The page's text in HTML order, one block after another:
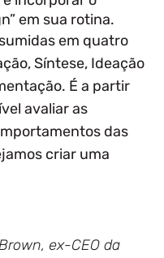
em sua rotina.
em quatro
Síntese, Ideação
É a partir
avaliar as
das
criar uma
ex-CEO da